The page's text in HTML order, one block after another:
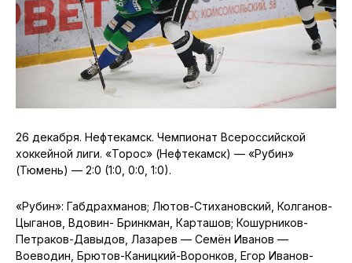
26 декабря. Нефтекамск. Чемпионат Всероссийской
хоккейной лиги. «Торос» (Нефтекамск) — «Рубин»
(Тюмень) — 2:0 (1:0, 0:0, 1:0).
«Рубин»: Габдрахманов; Лютов-Стихановский, Колганов-
Цыганов, Вдовин- Бринкман, Карташов; Кошурников-
Петраков-Давыдов, Лазарев — Семён Иванов —
Воеводин, Брютов-Каницкий-Воронков, Егор Иванов-